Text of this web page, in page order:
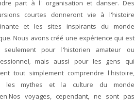
part à l' organisation et danser. Des
courtes donneront vie à l'histoire
et les sites inspirants du monde
Nous avons créé une expérience qui est
seulement pour l'historien amateur ou
mais aussi pour les gens qui
tout simplement comprendre l'histoire,
les mythes et la culture du monde
voyages, cependant, ne sont pas